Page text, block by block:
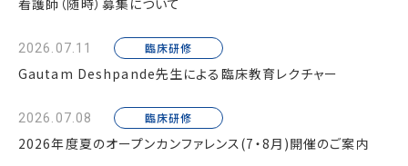
看護師（随時）募集について
2026.07.11 臨床研修
Gautam Deshpande先生による臨床教育レクチャー
2026.07.08 臨床研修
2026年度夏のオープンカンファレンス(7・8月)開催のご案内